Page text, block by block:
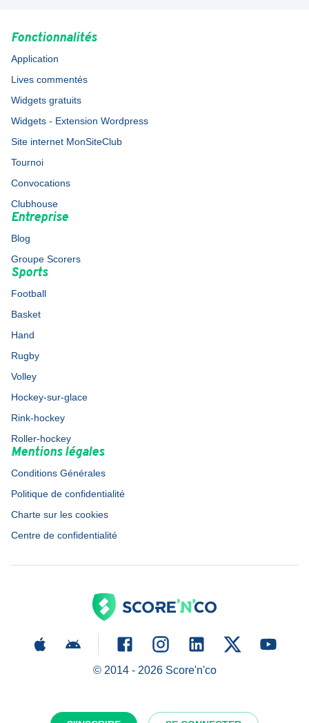
Fonctionnalités
Application
Lives commentés
Widgets gratuits
Widgets - Extension Wordpress
Site internet MonSiteClub
Tournoi
Convocations
Clubhouse
Entreprise
Blog
Groupe Scorers
Sports
Football
Basket
Hand
Rugby
Volley
Hockey-sur-glace
Rink-hockey
Roller-hockey
Mentions légales
Conditions Générales
Politique de confidentialité
Charte sur les cookies
Centre de confidentialité
© 2014 - 2026Score'n'co